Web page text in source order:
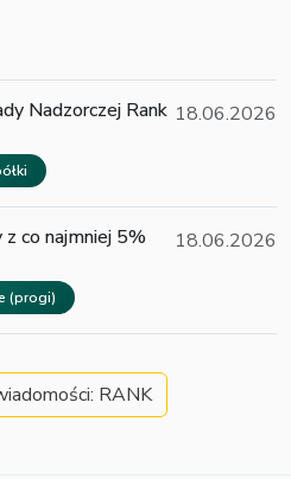
Nadzorczej Rank 18.06.2026
co najmniej 5%
(progi)
18.06.2026
RANK